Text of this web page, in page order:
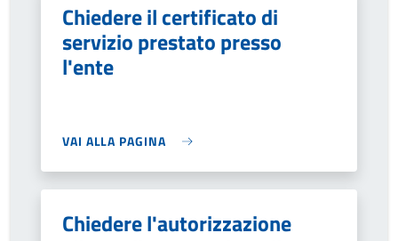
Chiedere il certificato di
servizio prestato presso
l'ente
VAI ALLA PAGINA
Chiedere l'autorizzazione